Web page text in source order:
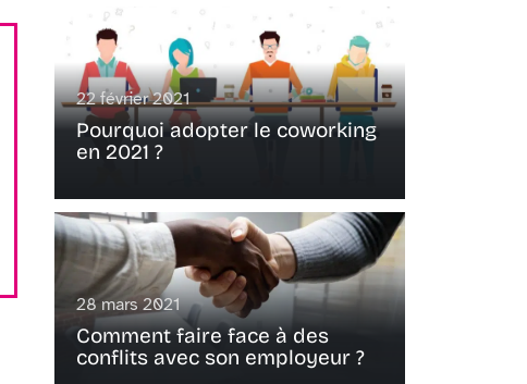
22 février 2021
Pourquoi adopter le coworking
en 2021 ?
28 mars 2021
Comment faire face à des
conflits avec son employeur ?